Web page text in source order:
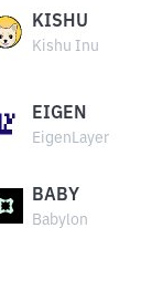
KISHU
Kishu Inu
EIGEN
EigenLayer
BABY
Babylon